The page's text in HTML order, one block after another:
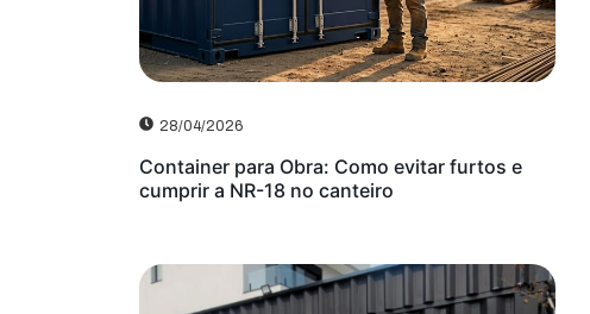
28/04/2026
Container para Obra: Como evitar furtos e
cumprir a NR-18 no canteiro